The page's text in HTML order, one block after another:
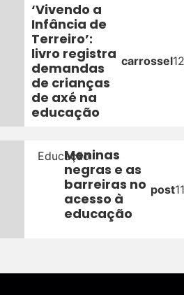
‘Vivendo a
Infância de
Terreiro’:
livro registra
demandas
de crianças
de axé na
educação
carrossel
EducaçãoMeninas
negras e as
barreiras no
acesso à
educação
post